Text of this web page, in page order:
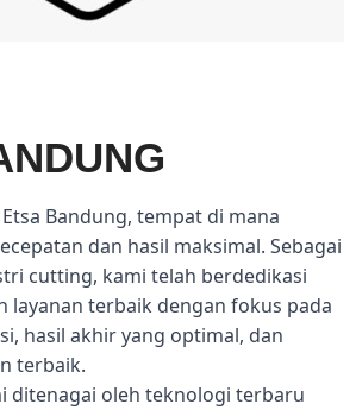
Bandung, tempat di mana
dan hasil maksimal. Sebagai
cutting, kami telah berdedikasi
layanan terbaik dengan fokus pada
hasil akhir yang optimal, dan
terbaik.
ditenagai oleh teknologi terbaru